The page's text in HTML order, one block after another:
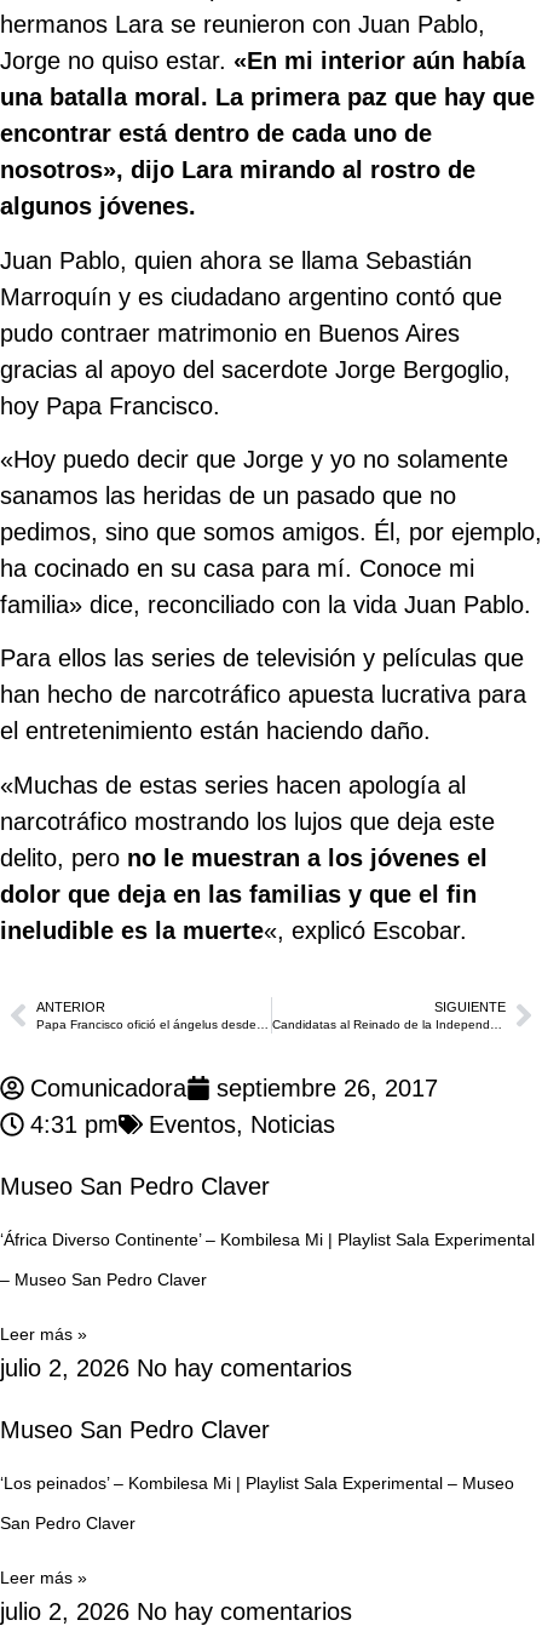
hermanos Lara se reunieron con Juan Pablo,
Jorge no quiso estar. «En mi interior aún había
una batalla moral. La primera paz que hay que
encontrar está dentro de cada uno de
nosotros», dijo Lara mirando al rostro de
algunos jóvenes.
Juan Pablo, quien ahora se llama Sebastián
Marroquín y es ciudadano argentino contó que
pudo contraer matrimonio en Buenos Aires
gracias al apoyo del sacerdote Jorge Bergoglio,
hoy Papa Francisco.
«Hoy puedo decir que Jorge y yo no solamente
sanamos las heridas de un pasado que no
pedimos, sino que somos amigos. Él, por ejemplo,
ha cocinado en su casa para mí. Conoce mi
familia» dice, reconciliado con la vida Juan Pablo.
Para ellos las series de televisión y películas que
han hecho de narcotráfico apuesta lucrativa para
el entretenimiento están haciendo daño.
«Muchas de estas series hacen apología al
narcotráfico mostrando los lujos que deja este
delito, pero no le muestran a los jóvenes el
dolor que deja en las familias y que el fin
ineludible es la muerte«, explicó Escobar.
ANTERIOR SIGUIENTE
Comunicadora
septiembre 26, 2017
4:31 pm
Eventos, Noticias
Museo San Pedro Claver
‘África Diverso Continente’ – Kombilesa Mi | Playlist Sala Experimental
– Museo San Pedro Claver
Leer más »
julio 2, 2026 No hay comentarios
Museo San Pedro Claver
‘Los peinados’ – Kombilesa Mi | Playlist Sala Experimental – Museo
San Pedro Claver
Leer más »
julio 2, 2026 No hay comentarios